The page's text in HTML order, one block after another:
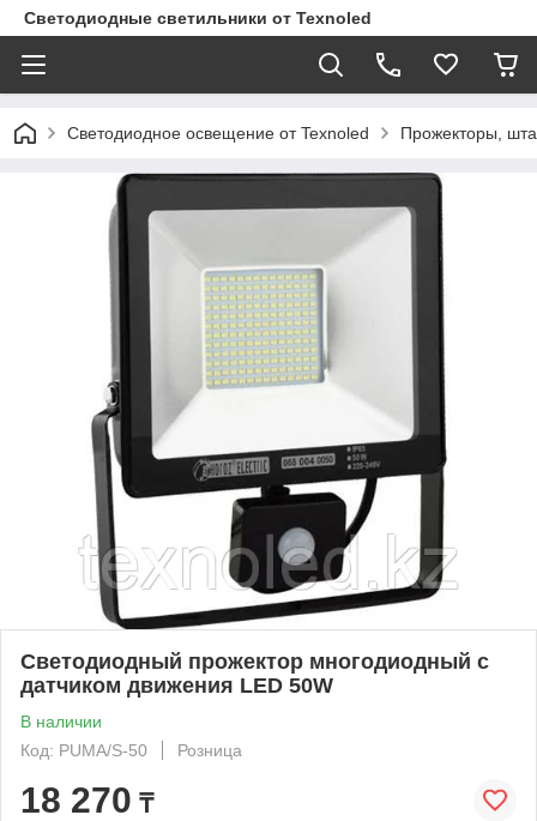
Светодиодные светильники от Texnoled
Светодиодное освещение от Texnoled Прожекторы,
Светодиодный прожектор многодиодный с
датчиком движения LED 50W
В наличии
Код: PUMA/S-50
Розница
18 270 ₸